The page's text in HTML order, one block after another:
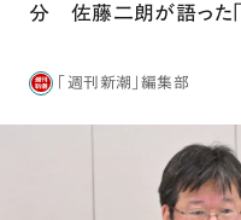
分 佐藤二朗が語った「
「週刊新潮」編集部